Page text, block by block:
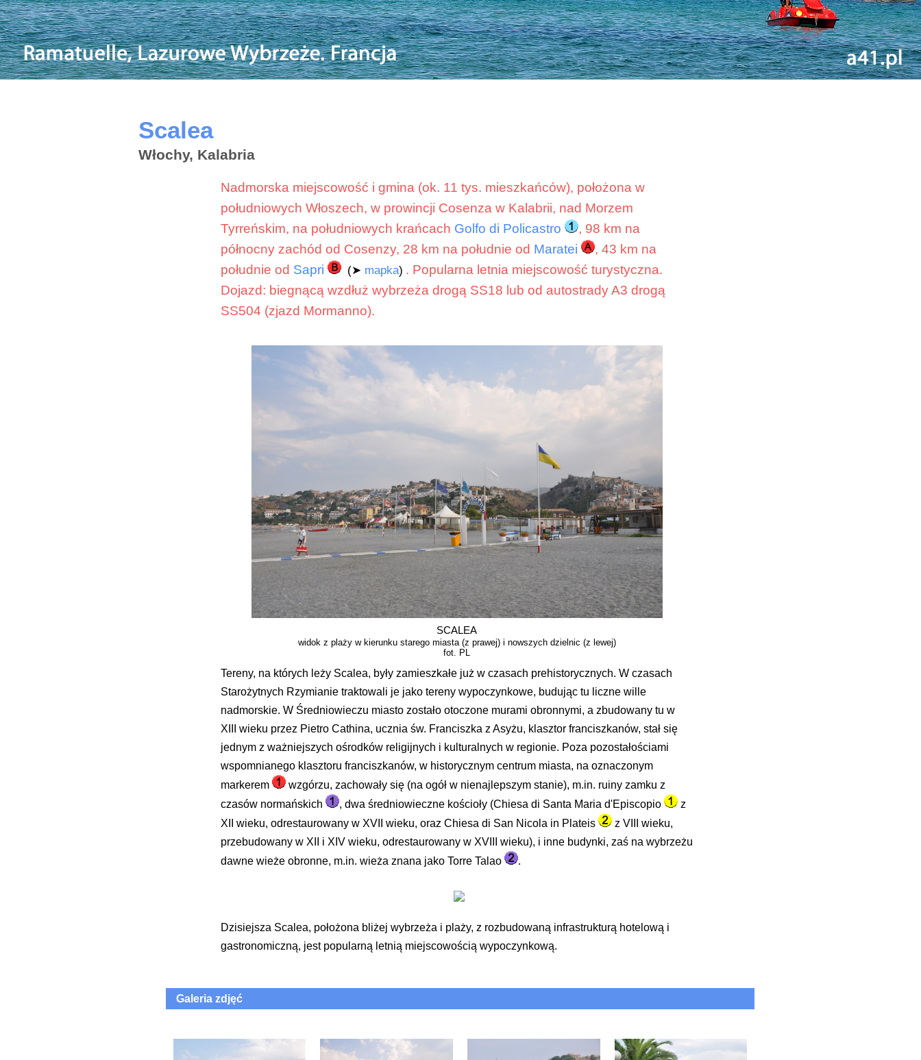
Scalea
Włochy, Kalabria
Nadmorska miejscowość i gmina (ok. 11 tys. mieszkańców), położona w
południowych Włoszech, w prowincji Cosenza w Kalabrii, nad Morzem
Tyrreńskim, na południowych krańcach Golfo di Policastro
, 98 km na
północny zachód od Cosenzy, 28 km na południe od Maratei
, 43 km na
południe od Sapri (➤ mapka) . Popularna letnia miejscowość turystyczna.
Dojazd: biegnącą wzdłuż wybrzeża drogą SS18 lub od autostrady A3 drogą
SS504 (zjazd Mormanno).
SCALEA
widok z plaży w kierunku starego miasta (z prawej) i nowszych dzielnic (z lewej)
fot. PL
Tereny, na których leży Scalea, były zamieszkałe już w czasach prehistorycznych. W czasach
Starożytnych Rzymianie traktowali je jako tereny wypoczynkowe, budując tu liczne wille
nadmorskie. W Średniowieczu miasto zostało otoczone murami obronnymi, a zbudowany tu w
XIII wieku przez Pietro Cathina, ucznia św. Franciszka z Asyżu, klasztor franciszkanów, stał się
jednym z ważniejszych ośrodków religijnych i kulturalnych w regionie. Poza pozostałościami
wspomnianego klasztoru franciszkanów, w historycznym centrum miasta, na oznaczonym
markerem
wzgórzu, zachowały się (na ogół w nienajlepszym stanie), m.in. ruiny zamku z
czasów normańskich
, dwa średniowieczne kościoły (Chiesa di Santa Maria d'Episcopio
z
XII wieku, odrestaurowany w XVII wieku, oraz Chiesa di San Nicola in Plateis
z VIII wieku,
przebudowany w XII i XIV wieku, odrestaurowany w XVIII wieku), i inne budynki, zaś na wybrzeżu
dawne wieże obronne, m.in. wieża znana jako Torre Talao
.
Dzisiejsza Scalea, położona bliżej wybrzeża i plaży, z rozbudowaną infrastrukturą hotelową i
gastronomiczną, jest popularną letnią miejscowością wypoczynkową.
Galeria zdjęć